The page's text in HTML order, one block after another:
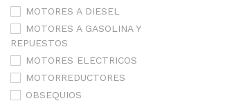
MOTORES A DIESEL
MOTORES A GASOLINA Y
REPUESTOS
MOTORES ELECTRICOS
MOTORREDUCTORES
OBSEQUIOS